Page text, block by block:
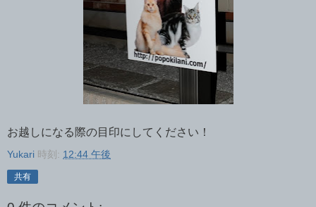
お越しになる際の目印にしてください！
Yukari 時刻: 12:44 午後
共有